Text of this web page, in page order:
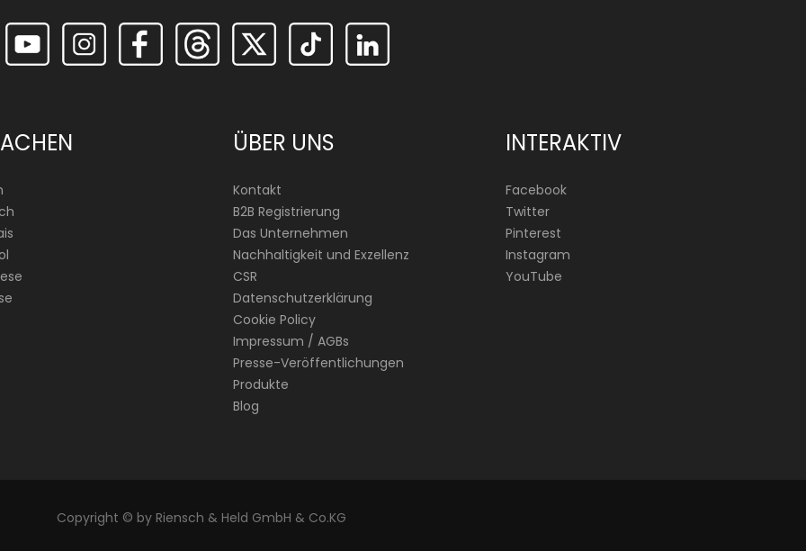
ÜBER UNS
Kontakt
B2B Registrierung
Das Unternehmen
Nachhaltigkeit und Exzellenz
CSR
Datenschutzerklärung
Cookie Policy
Impressum / AGBs
Presse-Veröffentlichungen
Produkte
Blog
INTERAKTIV
Facebook
Twitter
Pinterest
Instagram
YouTube
Copyright © by Riensch & Held GmbH & Co.KG